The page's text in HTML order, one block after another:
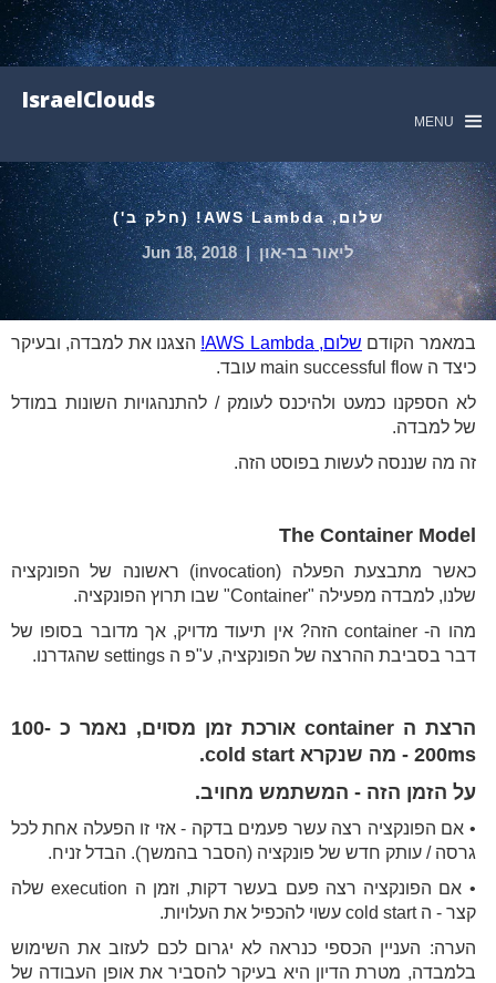
IsraelClouds
MENU
שלום, AWS Lambda! (חלק ב')
ליאור בר-און |
Jun 18, 2018
במאמר הקודם שלום, AWS Lambda!
הצגנו את למבדה, ובעיקר
כיצד ה main successful flow עובד.
לא הספקנו כמעט ולהיכנס לעומק / להתנהגויות השונות במודל
של למבדה.
זה מה שננסה לעשות בפוסט הזה.
The Container Model
כאשר מתבצעת הפעלה (invocation) ראשונה של הפונקציה
שלנו, למבדה מפעילה "Container" שבו תרוץ הפונקציה.
מהו ה- container הזה? אין תיעוד מדויק, אך מדובר בסופו של
דבר בסביבת ההרצה של הפונקציה, ע"פ ה settings שהגדרנו.
הרצת ה container אורכת זמן מסוים, נאמר כ 100-
200ms - מה שנקרא cold start.
על הזמן הזה - המשתמש מחויב.
• אם הפונקציה רצה עשר פעמים בדקה - אזי זו הפעלה אחת לכל
גרסה / עותק חדש של פונקציה (הסבר בהמשך). הבדל זניח.
• אם הפונקציה רצה פעם בעשר דקות, וזמן ה execution שלה
קצר - ה cold start עשוי להכפיל את העלויות.
הערה: העניין הכספי כנראה לא יגרום לכם לעזוב את השימוש
בלמבדה, מטרת הדיון היא בעיקר להסביר את אופן העבודה של